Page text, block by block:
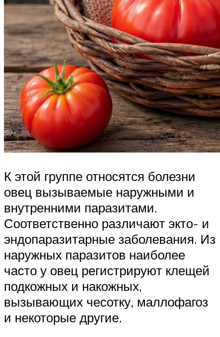
К этой группе относятся болезни
овец вызываемые наружными и
внутренними паразитами.
Соответственно различают экто- и
эндопаразитарные заболевания. Из
наружных паразитов наиболее
часто у овец регистрируют клещей
подкожных и накожных,
вызывающих чесотку, маллофагоз
и некоторые другие.